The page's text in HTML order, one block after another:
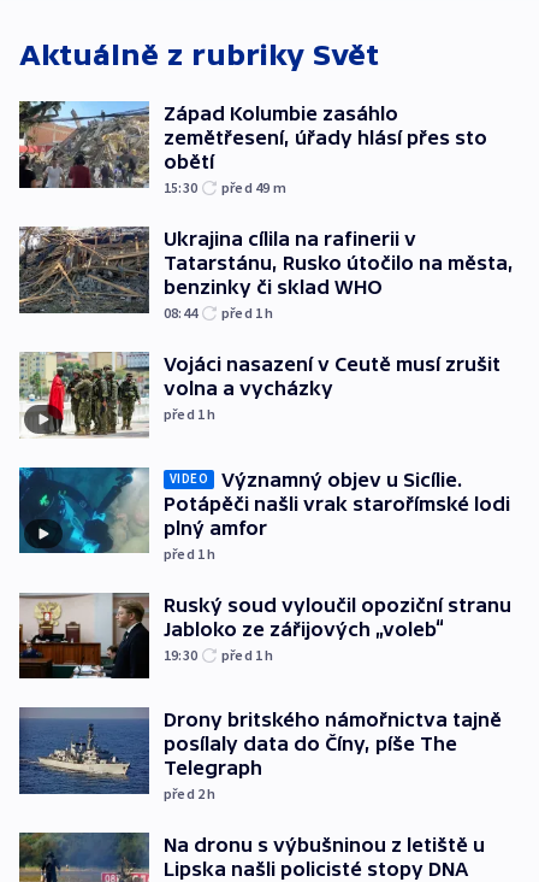
Aktuálně z rubriky Svět
Západ Kolumbie zasáhlo
zemětřesení, úřady hlásí přes sto
obětí
15:30 před 49 m
Ukrajina cílila na rafinerii v
Tatarstánu, Rusko útočilo na města,
benzinky či sklad WHO
08:44 před 1h
Vojáci nasazení v Ceutě musí zrušit
volna a vycházky
před 1h
VIDEO
Významný objev u Sicílie.
Potápěči našli vrak starořímské lodi
plný amfor
před 1h
Ruský soud vyloučil opoziční stranu
Jabloko ze zářijových „voleb“
19:30 před 1h
Drony britského námořnictva tajně
posílaly data do Číny, píše The
Telegraph
před 2h
Na dronu s výbušninou z letiště u
Lipska našli policisté stopy DNA